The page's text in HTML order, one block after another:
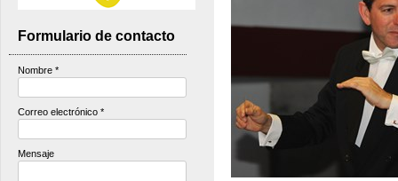
Formulario de contacto
Nombre *
Correo electrónico *
Mensaje